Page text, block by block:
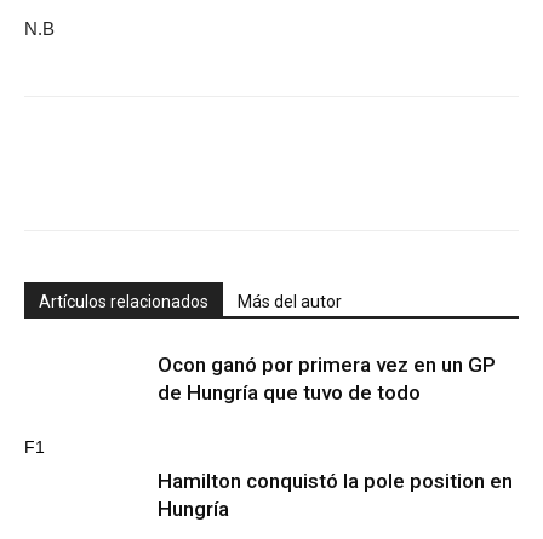
N.B
Artículos relacionados Más del autor
F1
Ocon ganó por primera vez en un GP
de Hungría que tuvo de todo
Hamilton conquistó la pole position en
Hungría